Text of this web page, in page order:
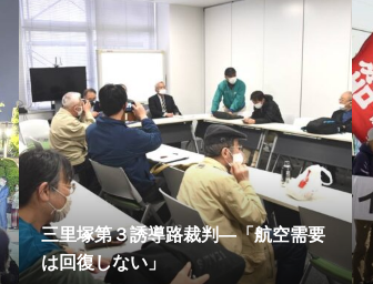
三里塚第３誘導路裁判―「航空需要
は回復しない」